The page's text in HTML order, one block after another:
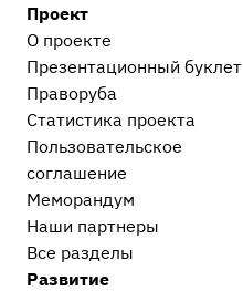
Проект
О проекте
Презентационный букл​ет
Праворуба
Статистика проекта
Пользовательское
соглашение
Меморандум
Наши партнеры
Все разделы
Развитие